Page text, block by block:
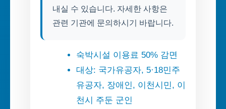
내실 수 있습니다. 자세한 사항은
관련 기관에 문의하시기 바랍니다.
숙박시설 이용료 50% 감면
대상: 국가유공자, 5·18민주
유공자, 장애인, 이천시민, 이
천시 주둔 군인